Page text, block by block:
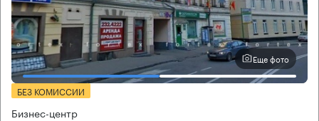
Еще фото
БЕЗ КОМИССИИ
Бизнес-центр